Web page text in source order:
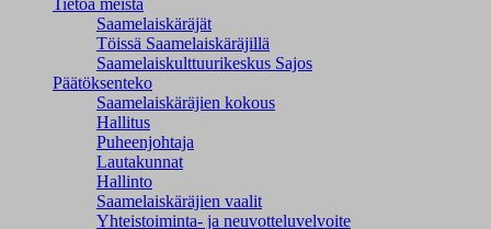
Tietoa meistä
Saamelaiskäräjät
Töissä Saamelaiskäräjillä
Saamelaiskulttuuri­keskus Sajos
Päätöksenteko
Saamelaiskäräjien kokous
Hallitus
Puheenjohtaja
Lautakunnat
Hallinto
Saamelaiskäräjien vaalit
Yhteistoiminta- ja neuvotteluvelvoite